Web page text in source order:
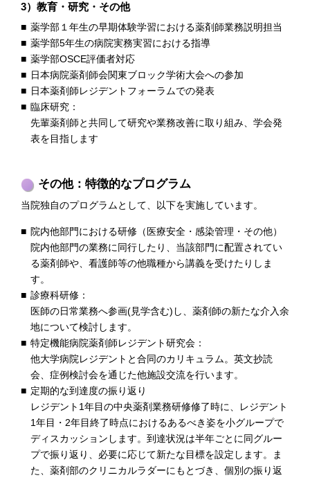
3）教育・研究・その他
薬学部１年生の早期体験学習における薬剤師業務説明担当
薬学部5年生の病院実務実習における指導
薬学部OSCE評価者対応
日本病院薬剤師会関東ブロック学術大会への参加
日本薬剤師レジデントフォーラムでの発表
臨床研究：
先輩薬剤師と共同して研究や業務改善に取り組み、学会発
表を目指します
その他：特徴的なプログラム
当院独自のプログラムとして、以下を実施しています。
院内他部門における研修（医療安全・感染管理・その他）
院内他部門の業務に同行したり、当該部門に配置されてい
る薬剤師や、看護師等の他職種から講義を受けたりしま
す。
診療科研修：
医師の日常業務へ参画(見学含む)し、薬剤師の新たな介入余
地について検討します。
特定機能病院薬剤師レジデント研究会：
他大学病院レジデントと合同のカリキュラム。英文抄読
会、症例検討会を通じた他施設交流を行います。
定期的な到達度の振り返り
レジデント1年目の中央薬剤業務研修修了時に、レジデント
1年目・2年目終了時点におけるあるべき姿を小グループで
ディスカッションします。到達状況は半年ごとに同グルー
プで振り返り、必要に応じて新たな目標を設定します。ま
た、薬剤部のクリニカルラダーにもとづき、個別の振り返